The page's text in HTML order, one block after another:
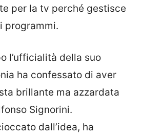
per la tv perché gestisce
programmi.
l’ufficialità della suo
ha confessato di aver
brillante ma azzardata
Signorini.
dall’idea, ha